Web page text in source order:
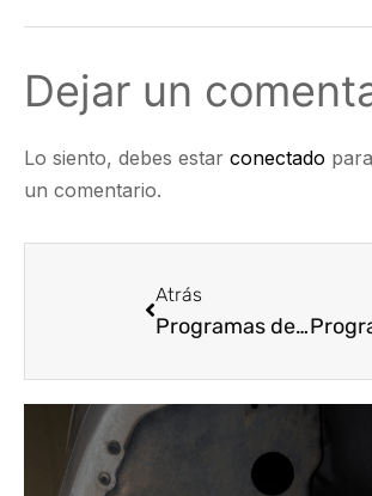
Dejar un
Lo siento, debes estar conectado
un comentario.
Atrás
Programas de Formación 2